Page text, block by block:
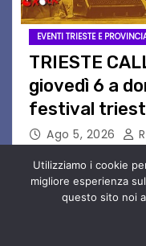
EVENTI TRIESTE E
TRIESTE
giovedì 6 a
festival
Springsteen
Ago 5, 2026
TRIESTE CALLING
Quattordicesima
PIAZZA VERDI,
Utilizziamo i cookie
migliore esperienza
questo sito noi